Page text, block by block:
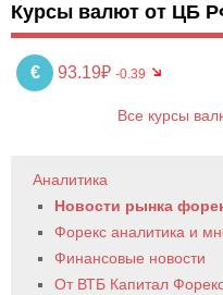
Курсы валют от ЦБ
€ 93.19₽ -0.39
Все курсы
Аналитика
Новости рынка
Форекс аналитика и
Финансовые новости
От ВТБ Капитал